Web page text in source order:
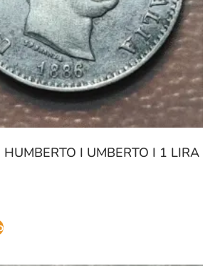
I UMBERTO I 1 LIRA